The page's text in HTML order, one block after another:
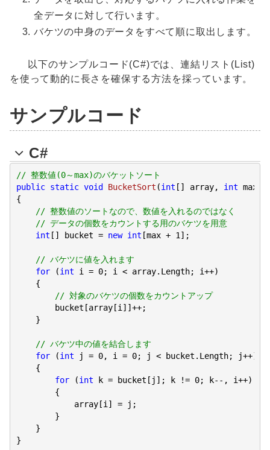
全データに対して行います。
バケツの中身のデータをすべて順に取出します。
以下のサンプルコード(C#)では、連結リスト(List)
を使って動的に長さを確保する方法を採っています。
サンプルコード
C#
// 整数値(0～max)のバケットソート
public static void BucketSort (int [] array, int max
{
// 整数値のソートなので、数値を入れるのではなく
// データの個数をカウントする用のバケツを用意
int [] bucket = new int [max + 1 ];
// バケツに値を入れます
for (int i = 0; i < array.Length; i++)
    {
// 対象のバケツの個数をカウントアップ
        bucket[array[i]]++;
    }
// バケツ中の値を結合します
for (int j = 0, i = 0; j < bucket.Length; j++)
    {
for (int k = bucket[j]; k != 0; k--, i++)
        {
            array[i] = j;
        }
    }
}